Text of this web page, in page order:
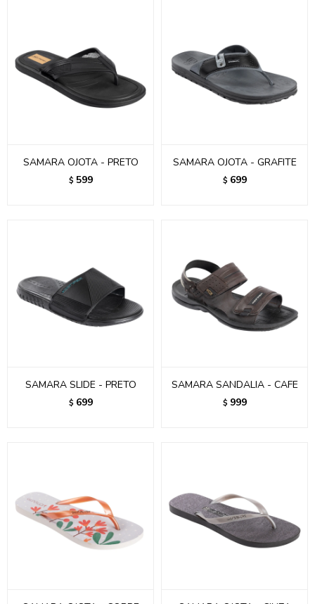
SAMARA OJOTA - PRETO
$ 599
SAMARA OJOTA - GRAFITE
$ 699
SAMARA SLIDE - PRETO
$ 699
SAMARA SANDALIA - CAFE
$ 999